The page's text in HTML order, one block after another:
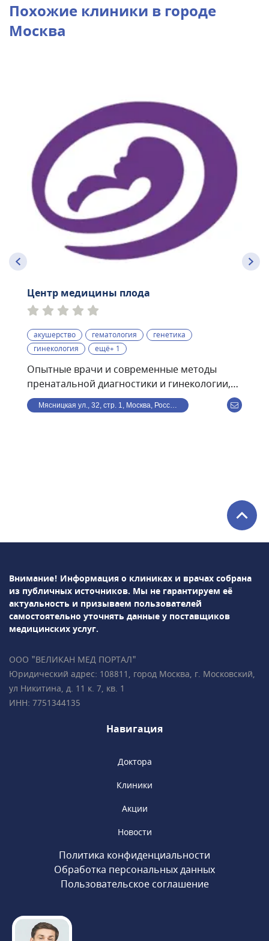
Похожие клиники в городе
Москва
Центр медицины плода
акушерство гематология
генетика
гинекология
ещё+ 1
Опытные врачи и современные методы
пренатальной диагностики и гинекологии,
проводимые по международным
стандартам:• экспертные УЗИ скрининги I, II,
исследования• Доплерометрия• Нейросонография
плода• НИПТ (генетический пренатальный
пороков развития у плода• Ведение
анализы), в том числе
многоплодной• Гинекология,
гинекологическая
эндокринология• Репродуктология• Лабораторная
диагностикаПодробно всё объясним,
пациентов • Все врачи имеют
международные сертификаты Fetal Medicine
Foundation (Фонд медицины плода) • Всего в
2 минутах ходьбы от метро «Чистые пруды»,
Мясницкая ул., 32, стр. 1, Москва, Россия
Внимание! Информация о клиниках и врачах собрана
из публичных источников. Мы не гарантируем её
актуальность и призываем пользователей
самостоятельно уточнять данные у поставщиков
медицинских услуг.
ООО "ВЕЛИКАН МЕД ПОРТАЛ"
Юридический адрес: 108811, город Москва, г. Московский,
ул Никитина, д. 11 к. 7, кв. 1
ИНН: 7751344135
Навигация
Доктора
Клиники
Акции
Новости
Политика конфиденциальности
Обработка персональных данных
Пользовательское соглашение